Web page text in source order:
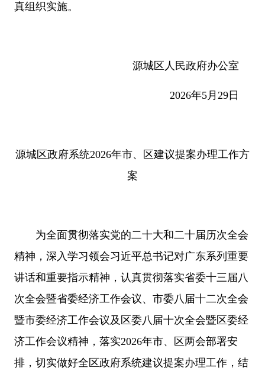
真组织实施。
源城区人民政府办公室
2026年5月29日
源城区政府系统2026年市、区建议提案办理工作方
案
为全面贯彻落实党的二十大和二十届历次全会
精神，深入学习领会习近平总书记对广东系列重要
讲话和重要指示精神，认真贯彻落实省委十三届八
次全会暨省委经济工作会议、市委八届十二次全会
暨市委经济工作会议及区委八届十次全会暨区委经
济工作会议精神，落实2026年市、区两会部署安
排，切实做好全区政府系统建议提案办理工作，结